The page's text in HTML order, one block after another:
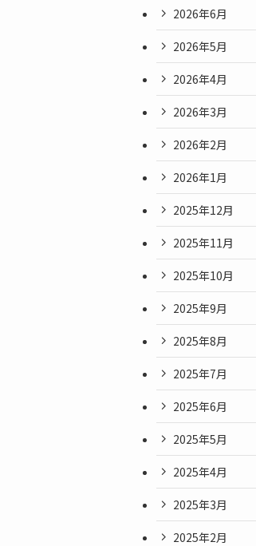
2026年6月
2026年5月
2026年4月
2026年3月
2026年2月
2026年1月
2025年12月
2025年11月
2025年10月
2025年9月
2025年8月
2025年7月
2025年6月
2025年5月
2025年4月
2025年3月
2025年2月